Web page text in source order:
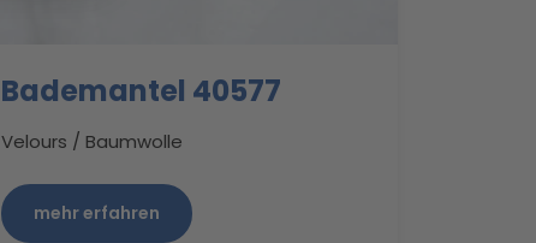
Bademantel 40577
Velours / Baumwolle
mehr erfahren